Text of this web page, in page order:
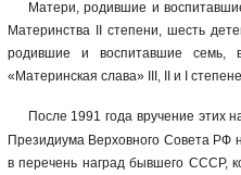
Матери, родившие и
Материнства II степени, шесть
родившие и воспитавшие семь,
«Материнская слава» III,
и I
После 1991 года вручение этих
Президиума Верховного Совета РФ
в перечень наград бывшего СССР,